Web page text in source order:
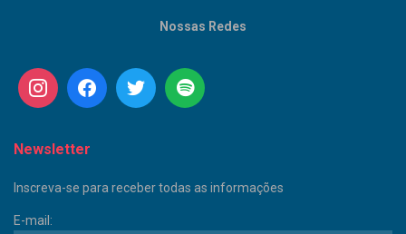
Nossas Redes
Newsletter
Inscreva-se para receber todas as informações
E-mail: